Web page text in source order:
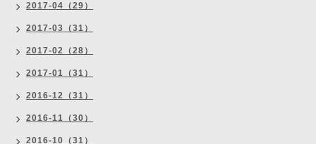
2017-04（29）
2017-03（31）
2017-02（28）
2017-01（31）
2016-12（31）
2016-11（30）
2016-10（31）